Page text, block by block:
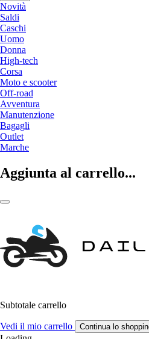
Novità
Saldi
Caschi
Uomo
Donna
High-tech
Corsa
Moto e scooter
Off-road
Avventura
Manutenzione
Bagagli
Outlet
Marche
Aggiunta al carrello...
Subtotale carrello
Vedi il mio carrello Continua lo